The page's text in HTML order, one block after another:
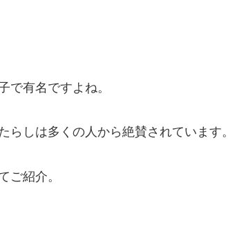
で有名ですよね。
しは多くの人から絶賛されています。
ご紹介。